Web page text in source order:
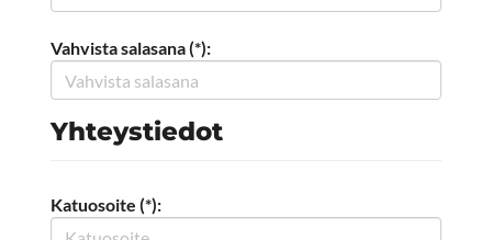
Vahvista salasana (*):
Yhteystiedot
Katuosoite (*):